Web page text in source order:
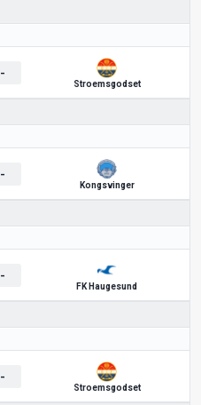
-
Stroemsgodset
-
Kongsvinger
-
FK Haugesund
-
Stroemsgodset